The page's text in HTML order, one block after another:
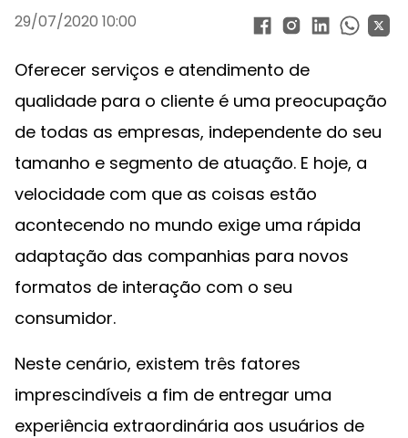
29/07/2020 10:00
Oferecer serviços e atendimento de
qualidade para o cliente é uma preocupação
de todas as empresas, independente do seu
tamanho e segmento de atuação. E hoje, a
velocidade com que as coisas estão
acontecendo no mundo exige uma rápida
adaptação das companhias para novos
formatos de interação com o seu
consumidor.
Neste cenário, existem três fatores
imprescindíveis a fim de entregar uma
experiência extraordinária aos usuários de